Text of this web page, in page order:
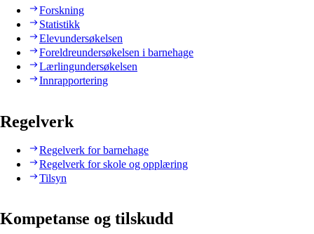
Forskning
Statistikk
Elevundersøkelsen
Foreldreundersøkelsen i barnehage
Lærlingundersøkelsen
Innrapportering
Regelverk
Regelverk for barnehage
Regelverk for skole og opplæring
Tilsyn
Kompetanse og tilskudd